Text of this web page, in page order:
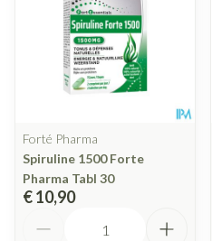
Forté Pharma
Spiruline 1500 Forte
Pharma Tabl 30
€ 10,90